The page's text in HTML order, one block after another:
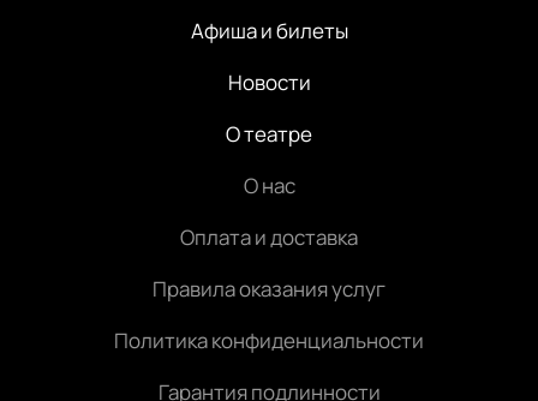
Афиша и билеты
Новости
О театре
О нас
Оплата и доставка
Правила оказания услуг
Политика конфиденциальности
Гарантия подлинности